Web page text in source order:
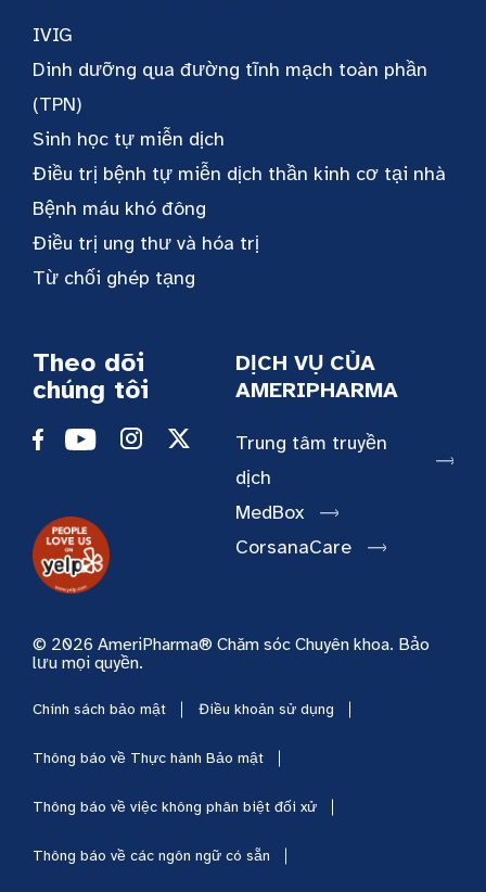
IVIG
Dinh dưỡng qua đường tĩnh mạch toàn phần
(TPN)
Sinh học tự miễn dịch
Điều trị bệnh tự miễn dịch thần kinh cơ tại nhà
Bệnh máu khó đông
Điều trị ung thư và hóa trị
Từ chối ghép tạng
Theo dõi
chúng tôi
DỊCH VỤ CỦA
AMERIPHARMA
Trung tâm truyền
dịch
MedBox
CorsanaCare
© 2026 AmeriPharma® Chăm sóc Chuyên khoa. Bảo
lưu mọi quyền.
Chính sách bảo mật Điều khoản sử dụng
Thông báo về Thực hành Bảo mật
Thông báo về việc không phân biệt đối xử
Thông báo về các ngôn ngữ có sẵn